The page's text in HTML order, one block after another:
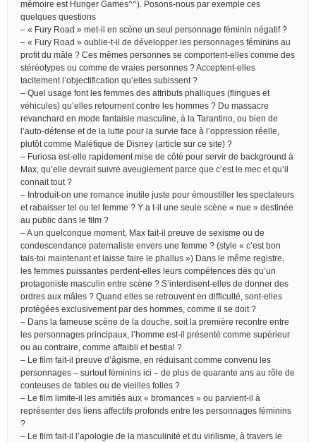
mémoire est Hunger Games^^). Posons-nous par exemple ces
quelques questions
– « Fury Road » met-il en scène un seul personnage féminin négatif ?
– « Fury Road » oublie-t-il de développer les personnages féminins au
profit du mâle ? Ces mêmes personnes se comportent-elles comme des
stéréotypes ou comme de vraies personnes ? Acceptent-elles
tacitement l’objectification qu’elles subissent ?
– Quel usage font les femmes des attributs phalliques (flingues et
véhicules) qu’elles retournent contre les hommes ? Du massacre
revanchard en mode fantaisie masculine, à la Tarantino, ou bien de
l’auto-défense et de la lutte pour la survie face à l’oppression réelle,
plutôt comme Maléfique de Disney (article sur ce site) ?
– Furiosa est-elle rapidement mise de côté pour servir de background à
Max, qu’elle devrait suivre aveuglement parce que c’est le mec et qu’il
connait tout ?
– Introduit-on une romance inutile juste pour émoustiller les spectateurs
et rabaisser tel ou tel femme ? Y a t-il une seule scène « nue » destinée
au public dans le film ?
– A un quelconque moment, Max fait-il preuve de sexisme ou de
condescendance paternaliste envers une femme ? (style « c’est bon
tais-toi maintenant et laisse faire le phallus ») Dans le même registre,
les femmes puissantes perdent-elles leurs compétences dès qu’un
protagoniste masculin entre scène ? S’interdisent-elles de donner des
ordres aux mâles ? Quand elles se retrouvent en difficulté, sont-elles
protégées exclusivement par des hommes, comme il se doit ?
– Dans la fameuse scène de la douche, soit la première recontre entre
les personnages principaux, l’homme est-il présenté comme supérieur
ou au contraire, comme affaibli et bestial ?
– Le film fait-il preuve d’âgisme, en réduisant comme convenu les
personnages – surtout féminins ici – de plus de quarante ans au rôle de
conteuses de fables ou de vieilles folles ?
– Le film limite-il les amitiés aux « bromances » ou parvient-il à
représenter des liens affectifs profonds entre les personnages féminins
?
– Le film fait-il l’apologie de la masculinité et du virilisme, à travers le